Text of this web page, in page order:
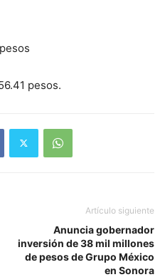
pesos.
Artículo siguiente
Anuncia gobernador
inversión de 38 mil millones
de pesos de Grupo México
en Sonora